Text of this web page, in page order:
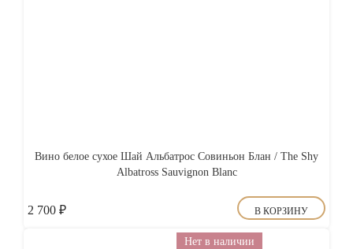
Вино белое сухое Шай Альбатрос Совиньон Блан / The Shy
Albatross Sauvignon Blanc
2 700 ₽ В КОРЗИНУ
Нет в наличии